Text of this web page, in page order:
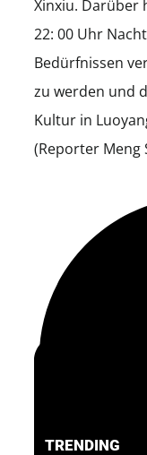
Xinxiu. Darüber
22: 00 Uhr
Bedürfnissen
zu werden und
Kultur in
(Reporter Meng
TRENDING